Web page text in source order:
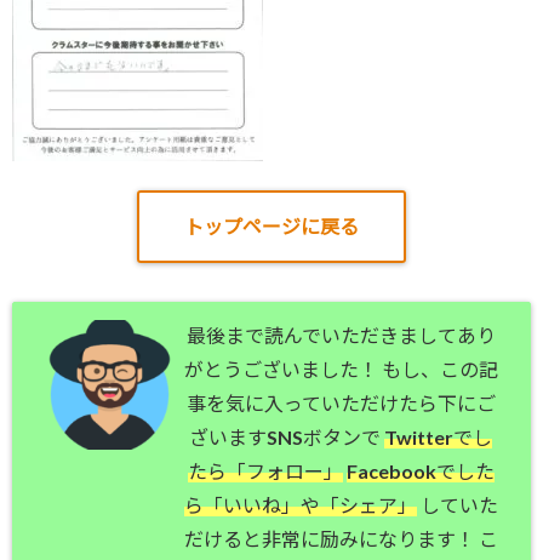
トップページに戻る
最後まで読んでいただきましてあり
がとうございました！ もし、この記
事を気に入っていただけたら下にご
ざいますSNSボタンでTwitterでし
たら「フォロー」Facebookでした
ら「いいね」や「シェア」していた
だけると非常に励みになります！ こ